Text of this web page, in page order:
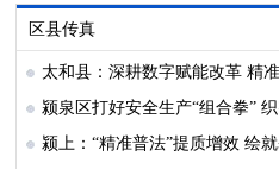
区县传真
太和县：深耕数字赋能改革 精
颍泉区打好安全生产“组合拳”
颍上：“精准普法”提质增效 绘